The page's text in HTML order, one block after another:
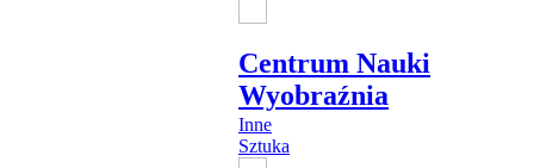
Centrum Nauki
Wyobraźnia
Inne
Sztuka